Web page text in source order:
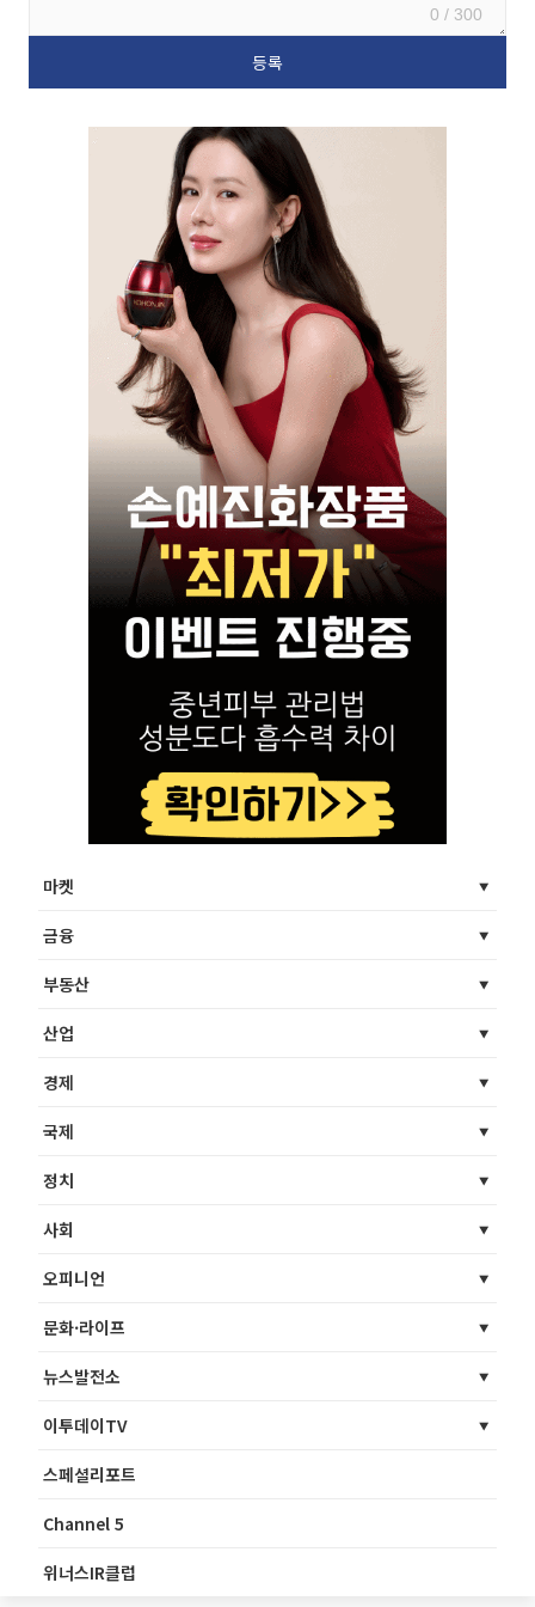
0 / 300
마켓
금융
부동산
산업
경제
국제
정치
사회
오피니언
문화·라이프
뉴스발전소
이투데이TV
스페셜리포트
Channel 5
위너스IR클럽